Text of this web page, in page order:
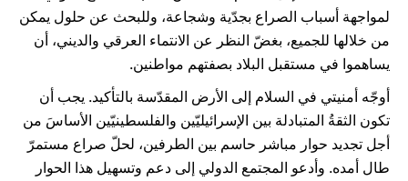
لمواجهة أسباب الصراع بجدّية وشجاعة، وللبحث عن حلول يمكن
من خلالها للجميع، بغضّ النظر عن الانتماء العرقي والديني، أن
يساهموا في مستقبل البلاد بصفتهم مواطنين.
أوجّه أمنيتي في السلام إلى الأرض المقدّسة بالتأكيد. يجب أن
تكون الثقةُ المتبادلة بين الإسرائيليّين والفلسطينيّين الأساسَ من
أجل تجديد حوار مباشر حاسم بين الطرفين، لحلّ صراع مستمرّ
طال أمده. وأدعو المجتمع الدولي إلى دعم وتسهيل هذا الحوار